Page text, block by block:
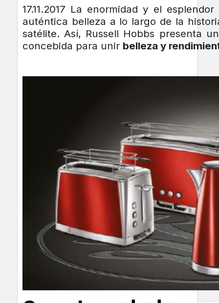
17.11.2017 La enormidad y el
auténtica belleza a lo largo de la
satélite. Así, Russell Hobbs presenta
concebida para unir belleza y